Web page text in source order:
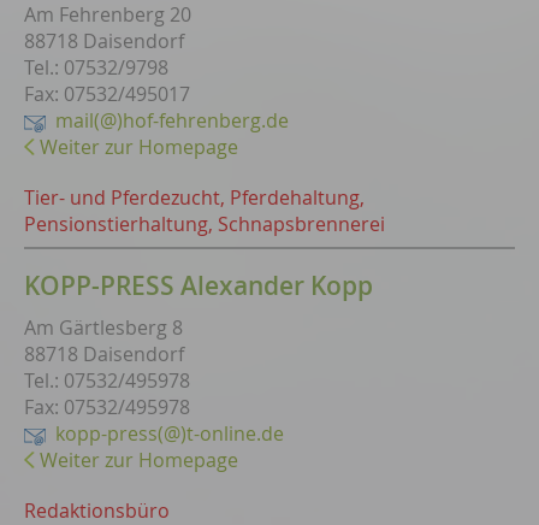
Am Fehrenberg 20
88718 Daisendorf
Tel.: 07532/9798
Fax: 07532/495017
mail(@)hof-fehrenberg.de
Weiter zur Homepage
Tier- und Pferdezucht, Pferdehaltung,
Pensionstierhaltung, Schnapsbrennerei
KOPP-PRESS Alexander Kopp
Am Gärtlesberg 8
88718 Daisendorf
Tel.: 07532/495978
Fax: 07532/495978
kopp-press(@)t-online.de
Weiter zur Homepage
Redaktionsbüro